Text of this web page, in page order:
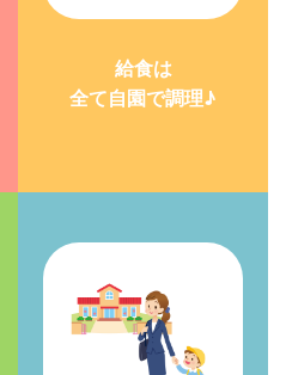
給食は
全て自園で調理♪